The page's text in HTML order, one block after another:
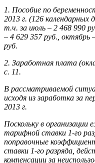
1. Пособие по
2013 г. (126 календарных
т.ч. за июль – 2 468 990
– 4 629 357 руб., октябрь
руб.
2. Заработная плата
с. 11.
В рассматриваемой
исходя из заработка за
2013 г.
Поскольку в организации
тарифной ставки 1-го
поправочные
ставки 1-го разряда,
компенсации за